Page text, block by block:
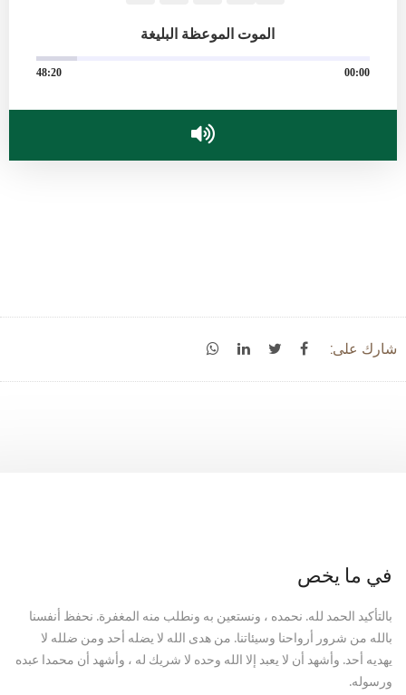
الموت الموعظة البليغة
00:00
48:20
شارك على:
في ما يخص
بالتأكيد الحمد لله. نحمده ، ونستعين به ونطلب منه المغفرة. نحفظ أنفسنا
بالله من شرور أرواحنا وسيئاتنا. من هدى الله لا يضله أحد ومن ضلله لا
يهديه أحد. وأشهد أن لا يعبد إلا الله وحده لا شريك له ، وأشهد أن محمدا عبده
ورسوله.